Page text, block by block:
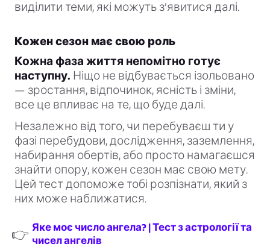
виділити теми, які можуть з’явитися далі.
Кожен сезон має свою роль
Кожна фаза життя непомітно готує
наступну. Ніщо не відбувається ізольовано
— зростання, відпочинок, ясність і зміни,
все це впливає на те, що буде далі.
Незалежно від того, чи перебуваєш ти у
фазі перебудови, дослідження, заземлення,
набирання обертів, або просто намагаєшся
знайти опору, кожен сезон має свою мету.
Цей тест допоможе тобі розпізнати, який з
них може наближатися.
👉 Яке моє число ангела? | Тест з астрології та
чисел ангелів